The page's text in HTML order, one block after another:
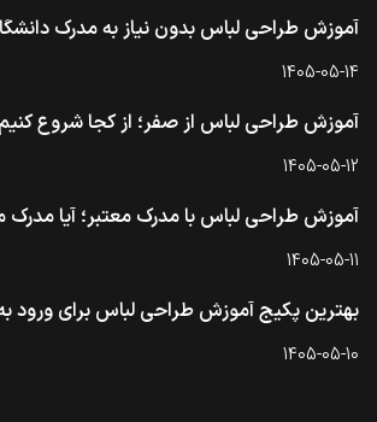
آموزش طراحی لباس بدون نیاز به مدرک
1405-05-14
آموزش طراحی لباس از صفر؛ از کجا شروع
1405-05-12
آموزش طراحی لباس با مدرک معتبر؛ آیا
1405-05-11
بهترین پکیج آموزش طراحی لباس برای ورود به
1405-05-10